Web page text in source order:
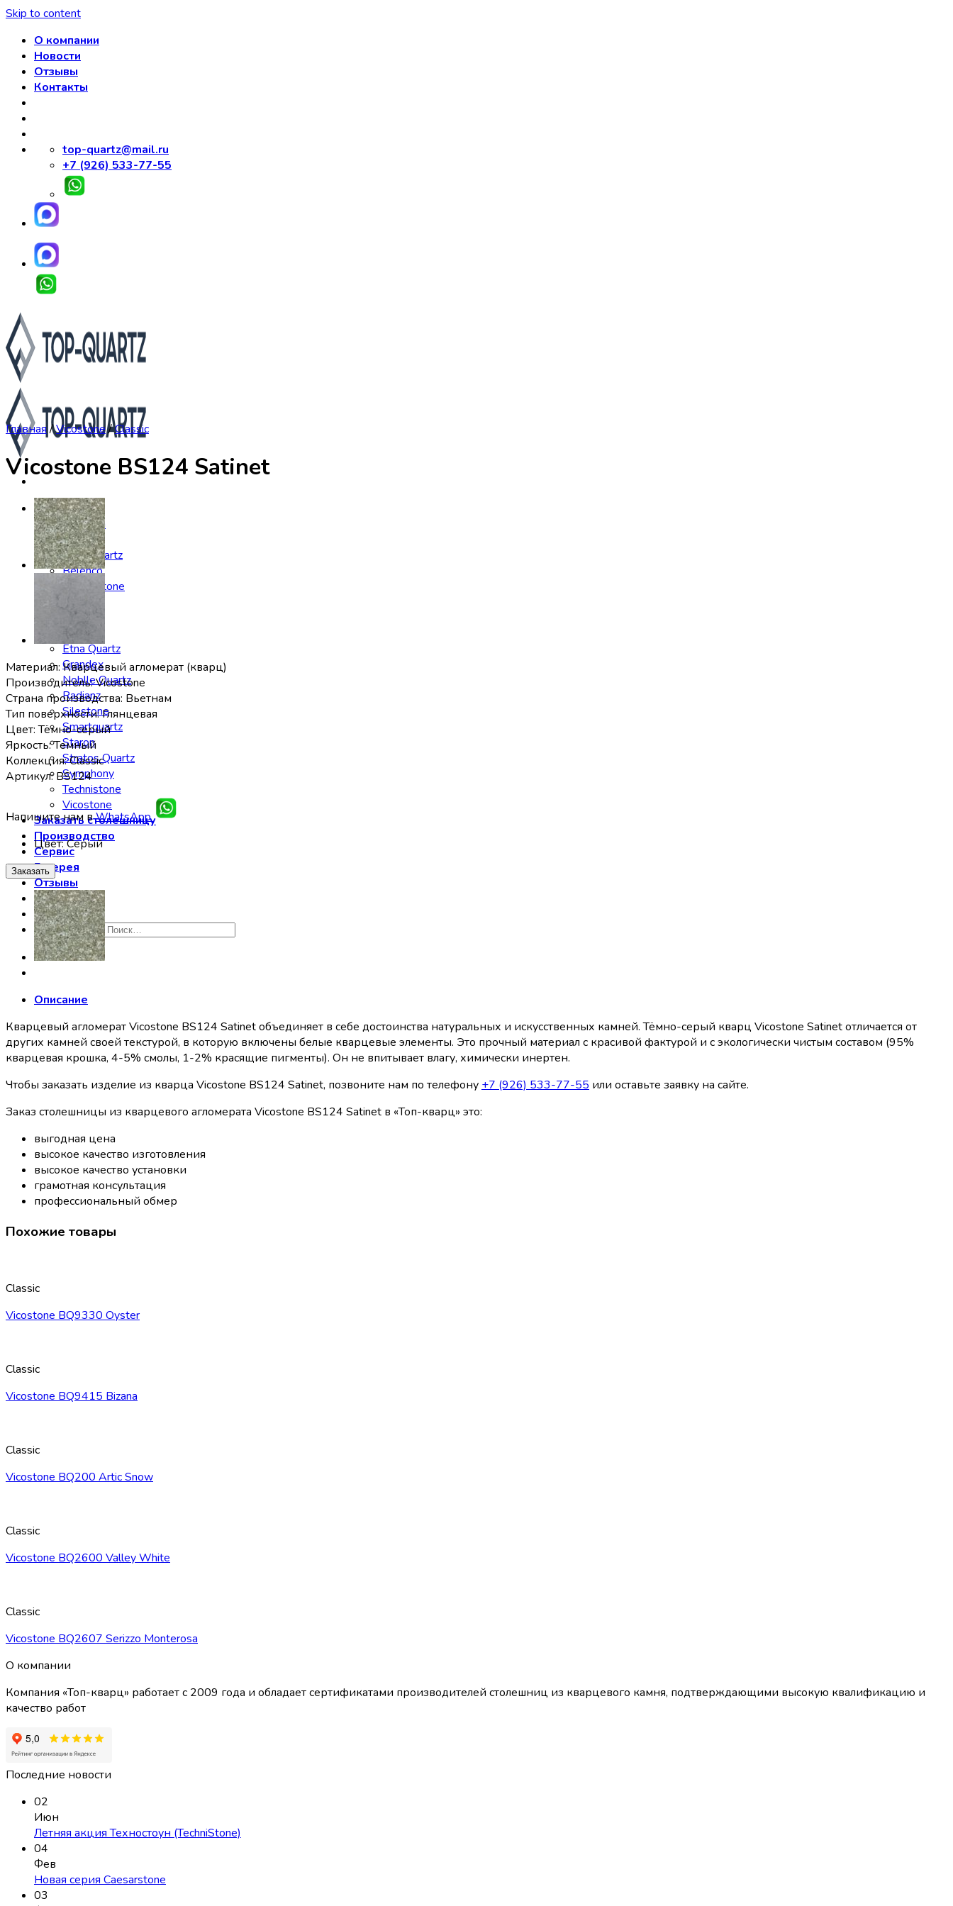
Skip to content
О компании
Новости
Отзывы
Контакты
top-quartz@mail.ru
+7 (926) 533-77-55
Каталог
Asterum
Аварус
Avantquartz
Belenco
Caesarstone
Cambria
Compac
Dekton
Etna Quartz
Grandex
Noblle Quartz
Radianz
Silestone
Smartquartz
Staron
Stratos Quartz
Symphony
Technistone
Vicostone
Заказать столешницу
Производство
Сервис
Галерея
Отзывы
Контакты
Искать:
Главная /Vicostone/Classic
Vicostone BS124 Satinet
Материал: Кварцевый агломерат (кварц)
Производитель: Vicostone
Страна производства: Вьетнам
Тип поверхности: Глянцевая
Цвет: Тёмно-серый
Яркость: Темный
Коллекция: Classic
Артикул: BS124
Напишите нам вWhatsApp
Цвет:Серый
Заказать
Описание
Кварцевый агломерат Vicostone BS124 Satinet объединяет в себе достоинства натуральных и искусственных камней. Тёмно-серый кварц Vicostone Satinet отличается от
других камней своей текстурой, в которую включены белые кварцевые элементы. Это прочный материал с красивой фактурой и с экологически чистым составом (95%
кварцевая крошка, 4-5% смолы, 1-2% красящие пигменты). Он не впитывает влагу, химически инертен.
Чтобы заказать изделие из кварца Vicostone BS124 Satinet, позвоните нам по телефону +7 (926) 533-77-55 или оставьте заявку на сайте.
Заказ столешницы из кварцевого агломерата Vicostone BS124 Satinet в «Топ-кварц» это:
выгодная цена
высокое качество изготовления
высокое качество установки
грамотная консультация
профессиональный обмер
Похожие товары
Classic
Vicostone BQ9330 Oyster
Classic
Vicostone BQ9415 Bizana
Classic
Vicostone BQ200 Artic Snow
Classic
Vicostone BQ2600 Valley White
Classic
Vicostone BQ2607 Serizzo Monterosa
О компании
Компания «Топ-кварц» работает с 2009 года и обладает сертификатами производителей столешниц из кварцевого камня, подтверждающими высокую квалификацию и
качество работ
Последние новости
02
Июн
Летняя акция Техностоун (TechniStone)
04
Фев
Новая серия Caesarstone
03